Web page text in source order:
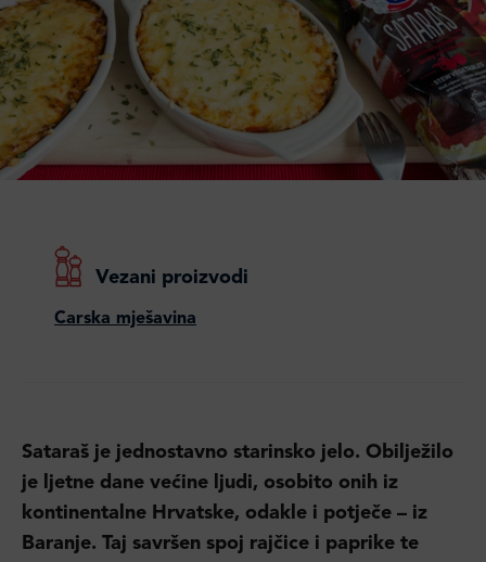
Vezani proizvodi
Carska mješavina
Sataraš je jednostavno starinsko jelo. Obilježilo
je ljetne dane većine ljudi, osobito onih iz
kontinentalne Hrvatske, odakle i potječe – iz
Baranje. Taj savršen spoj rajčice i paprike te